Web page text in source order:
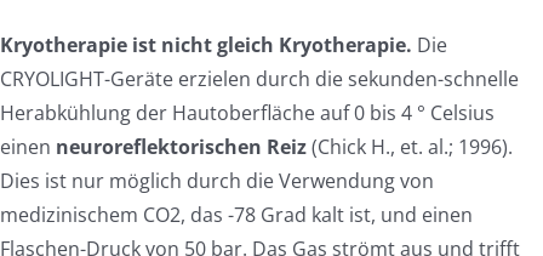
Kryotherapie ist nicht gleich Kryotherapie. Die
CRYOLIGHT-Geräte erzielen durch die sekunden-schnelle
Herabkühlung der Hautoberfläche auf 0 bis 4 ° Celsius
einen neuroreflektorischen Reiz(Chick H., et. al.; 1996).
Dies ist nur möglich durch die Verwendung von
medizinischem CO2, das -78 Grad kalt ist, und einen
Flaschen-Druck von 50 bar. Das Gas strömt aus und trifft